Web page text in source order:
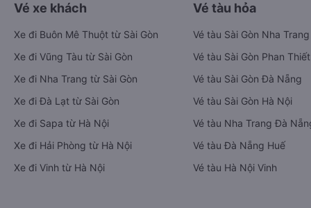
Vé xe khách
Xe đi Buôn Mê Thuột từ Sài Gòn
Xe đi Vũng Tàu từ Sài Gòn
Xe đi Nha Trang từ Sài Gòn
Xe đi Đà Lạt từ Sài Gòn
Xe đi Sapa từ Hà Nội
Xe đi Hải Phòng từ Hà Nội
Xe đi Vinh từ Hà Nội
Vé tàu hỏa
Vé tàu Sài Gòn Nha Trang
Vé tàu Sài Gòn Phan Thiết
Vé tàu Sài Gòn Đà Nẵng
Vé tàu Sài Gòn Hà Nội
Vé tàu Nha Trang Đà
Vé tàu Đà Nẵng Huế
Vé tàu Hà Nội Vinh